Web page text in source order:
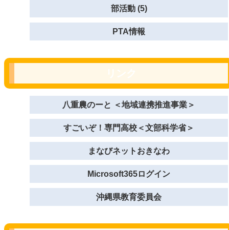
部活動 (5)
PTA情報
八重農のーと ＜地域連携推進事業＞
すごいぞ！専門高校＜文部科学省＞
まなびネットおきなわ
Microsoft365ログイン
沖縄県教育委員会